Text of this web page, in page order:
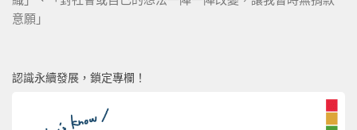
意願」
認識永續發展，鎖定專欄！